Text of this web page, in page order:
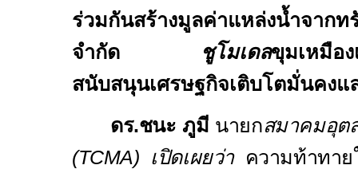
ร่วมกันสร้างมูลค่าแหล่งน้ำจากท
จำกัด ชูโมเดลขุมเหมือ
สนับสนุนเศรษฐกิจเติบโตมั่นคงแ
ดร.ชนะ ภูมี นายกสมาคมอุต
(TCMA) เปิดเผยว่า ความท้าทาย